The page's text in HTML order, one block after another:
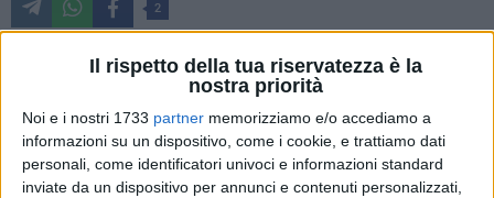
Il rispetto della tua riservatezza è la
nostra priorità
Noi e i nostri 1733 partner memorizziamo e/o accediamo a
informazioni su un dispositivo, come i cookie, e trattiamo dati
personali, come identificatori univoci e informazioni standard
inviate da un dispositivo per annunci e contenuti personalizzati,
2
Si è tenuta stamani presso il Monumento ai Caduti nel Parco
IV Novembre ad Andria, la cerimonia provinciale di
celebrazione della Giornata dell'Unità Nazionale e delle Forze
Armate.